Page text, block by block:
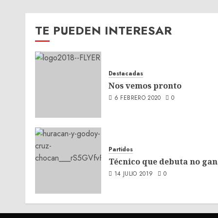
TE PUEDEN INTERESAR
Destacadas
Nos vemos pronto
6 FEBRERO 2020 0
Partidos
Técnico que debuta no
14 JULIO 2019 0